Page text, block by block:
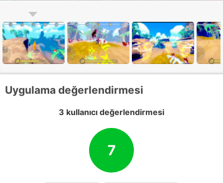
Uygulama değerlendirmesi
3 kullanıcı değerlendirmesi
7